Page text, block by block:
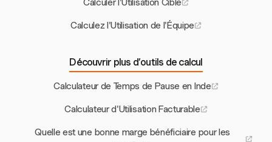
Calculer l'Utilisation Cible
Calculez l'Utilisation de l'Équipe
Découvrir plus d’outils de calcul
Calculateur de Temps de Pause en Inde
Calculateur d'Utilisation Facturable
Quelle est une bonne marge bénéficiaire pour les